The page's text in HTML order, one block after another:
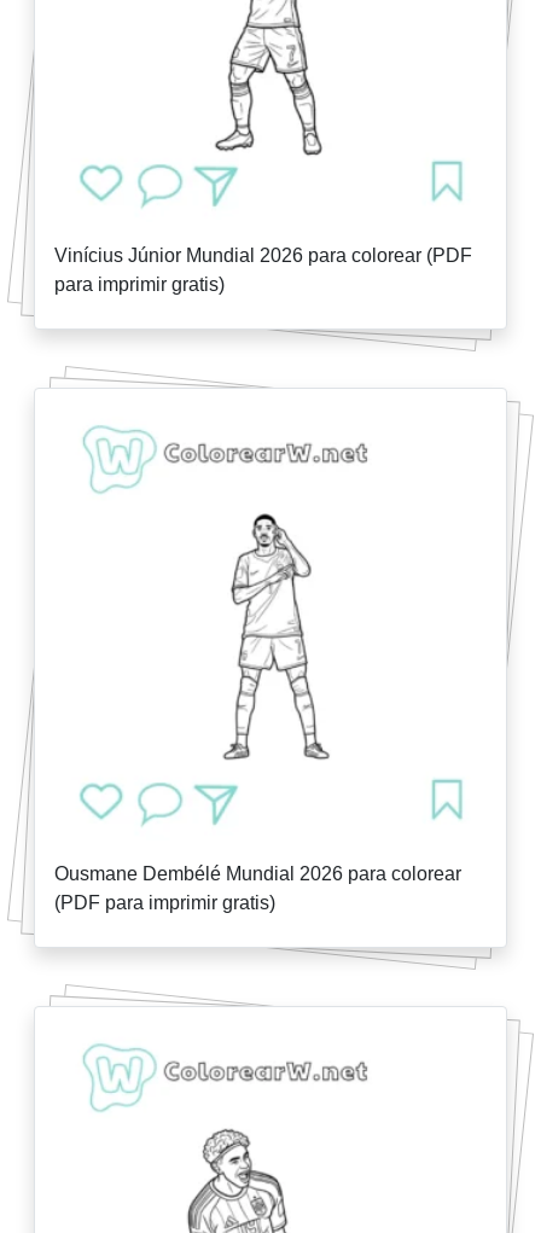
Vinícius Júnior Mundial 2026 para colorear (PDF
para imprimir gratis)
Ousmane Dembélé Mundial 2026 para colorear
(PDF para imprimir gratis)